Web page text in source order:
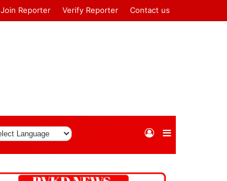
Join Reporter Verify Reporter Contact us
Sidebar
Log